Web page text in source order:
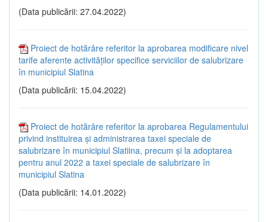
(Data publicării: 27.04.2022)
Proiect de hotărâre referitor la aprobarea modificare nivel
tarife aferente activităților specifice serviciilor de salubrizare
în municipiul Slatina
(Data publicării: 15.04.2022)
Proiect de hotărâre referitor la aprobarea Regulamentului
privind instituirea și administrarea taxei speciale de
salubrizare în municipiul Slatiina, precum și la adoptarea
pentru anul 2022 a taxei speciale de salubrizare în
municipiul Slatina
(Data publicării: 14.01.2022)